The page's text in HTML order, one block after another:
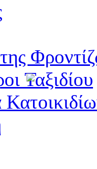
Ταξιδίου